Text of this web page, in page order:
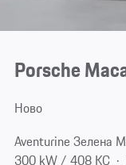
Porsche
Ново
Aventurine Зеленa
300 kW / 408 КС